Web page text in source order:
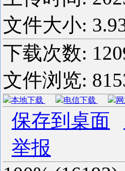
文件大小:
下载次数:
文件浏览:
本地下载 电信下载
保存到桌面
举报